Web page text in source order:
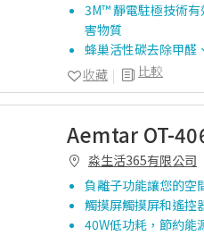
3M™ 靜電駐極技術
害物質
蜂巢活性碳去除甲醛
比較
收藏
Aemtar OT-
淼生活365有限公司
負離子功能讓您的空
觸摸屏觸摸屏和遙控
40W低功耗，節約能